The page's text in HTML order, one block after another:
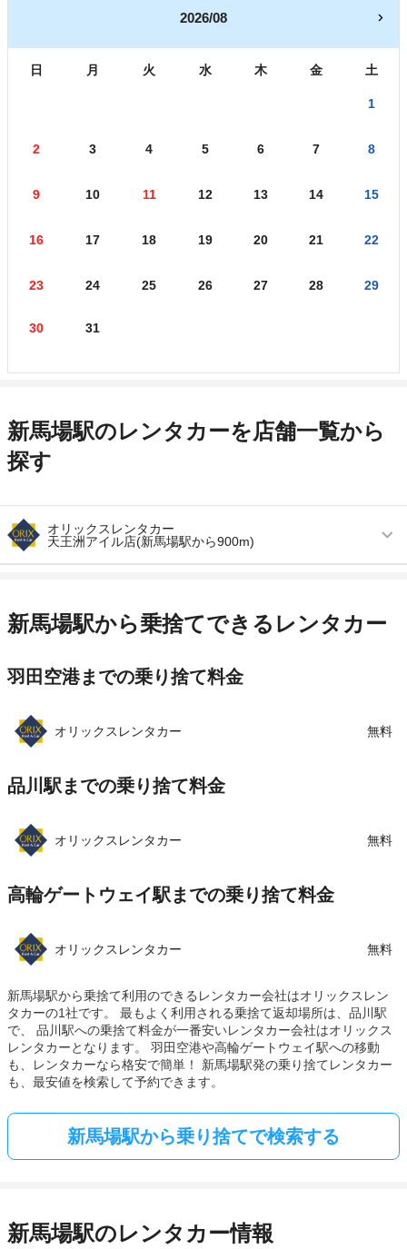
2026/08
日 月 火 水 木 金 土
1
2 3 4 5 6 7 8
9 10 11 12 13 14 15
16 17 18 19 20 21 22
23 24 25 26 27 28 29
30 31
新馬場駅のレンタカーを店舗一覧から
探す
オリックスレンタカー
天王洲アイル店(新馬場駅から900m)
アクセス 天王洲アイル駅より徒歩で約2分（送迎なし）
この店舗でレンタカーを探す
新馬場駅から乗捨てできるレンタカー
羽田空港までの乗り捨て料金
オリックスレンタカー 無料
品川駅までの乗り捨て料金
オリックスレンタカー 無料
高輪ゲートウェイ駅までの乗り捨て料金
オリックスレンタカー 無料
新馬場駅から乗捨て利用のできるレンタカー会社はオリックスレン
タカーの1社です。 最もよく利用される乗捨て返却場所は、品川駅
で、 品川駅への乗捨て料金が一番安いレンタカー会社はオリックス
レンタカーとなります。 羽田空港や高輪ゲートウェイ駅への移動
も、レンタカーなら格安で簡単！ 新馬場駅発の乗り捨てレンタカー
も、最安値を検索して予約できます。
新馬場駅から乗り捨てで検索する
新馬場駅のレンタカー情報